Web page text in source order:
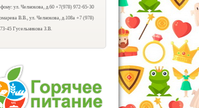
ул. Челнокова, д.60 +7(978) 972-65-30
В.В., ул. Челнокова, д.108а +7 (978)
45 Гусельникова З.В.